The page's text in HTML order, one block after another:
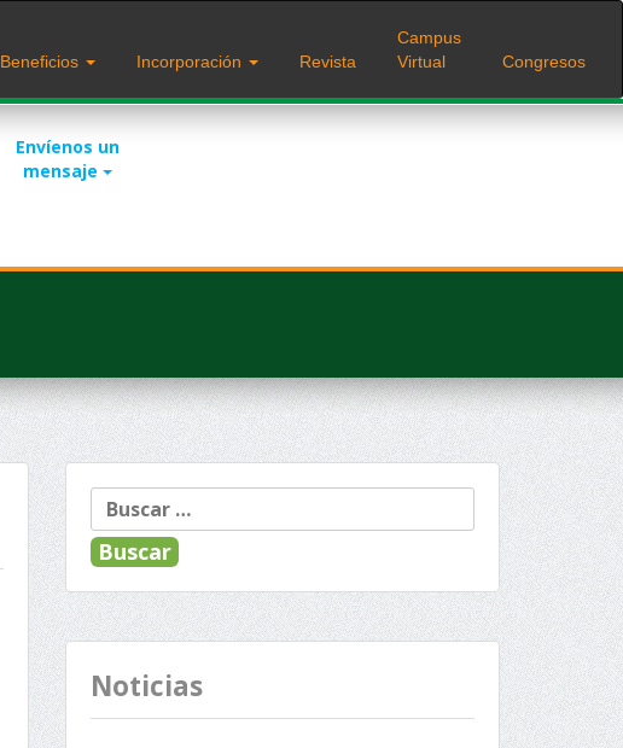
Beneficios Incorporación Revista
Campus
Virtual
Congresos
Envíenos un
mensaje
Buscar:
Noticias